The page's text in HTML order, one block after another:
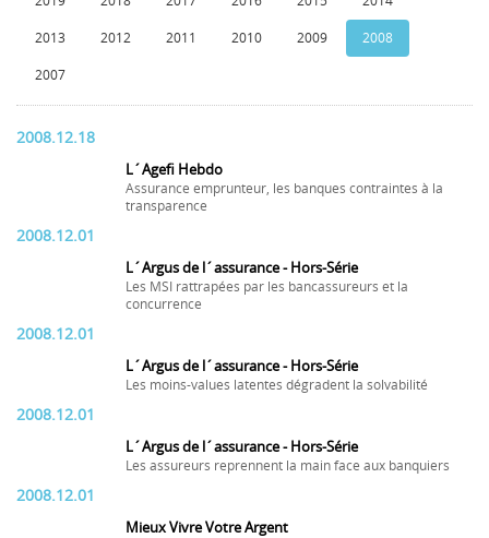
2013 2012 2011 2010 2009 2008
2007
2008.12.18
L´Agefi Hebdo
Assurance emprunteur, les banques contraintes à la
transparence
2008.12.01
L´Argus de l´assurance - Hors-Série
Les MSI rattrapées par les bancassureurs et la
concurrence
2008.12.01
L´Argus de l´assurance - Hors-Série
Les moins-values latentes dégradent la solvabilité
2008.12.01
L´Argus de l´assurance - Hors-Série
Les assureurs reprennent la main face aux banquiers
2008.12.01
Mieux Vivre Votre Argent